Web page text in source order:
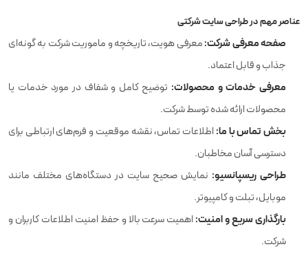
عناصر مهم در طراحی سایت شرکتی
صفحه معرفی شرکت:معرفی هویت، تاریخچه و ماموریت شرکت به گونه‌ای
جذاب و قابل اعتماد.
معرفی خدمات و محصولات: توضیح کامل و شفاف در مورد خدمات یا
محصولات ارائه شده توسط شرکت.
بخش تماس با ما:اطلاعات تماس، نقشه موقعیت و فرم‌های ارتباطی برای
دسترسی آسان مخاطبان.
طراحی ریسپانسیو: نمایش صحیح سایت در دستگاه‌های مختلف مانند
موبایل، تبلت و کامپیوتر.
بارگذاری سریع و امنیت:اهمیت سرعت بالا و حفظ امنیت اطلاعات کاربران و
شرکت.